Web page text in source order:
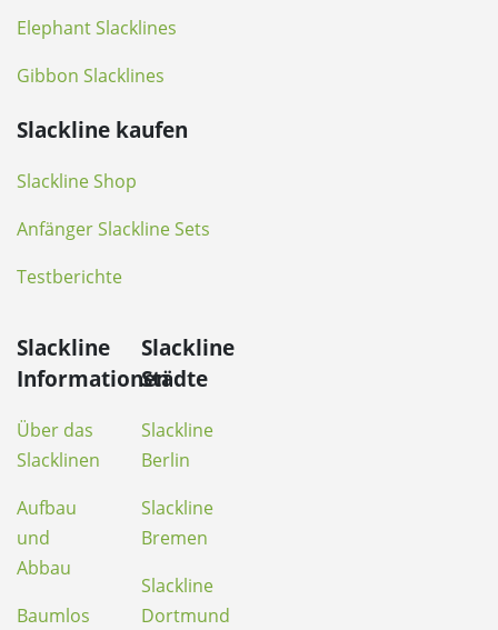
Elephant Slacklines
Gibbon Slacklines
Slackline kaufen
Slackline Shop
Anfänger Slackline Sets
Testberichte
Slackline
Informationen
Über das
Slacklinen
Aufbau
und
Abbau
Baumlos
Slackline
Städte
Slackline
Berlin
Slackline
Bremen
Slackline
Dortmund